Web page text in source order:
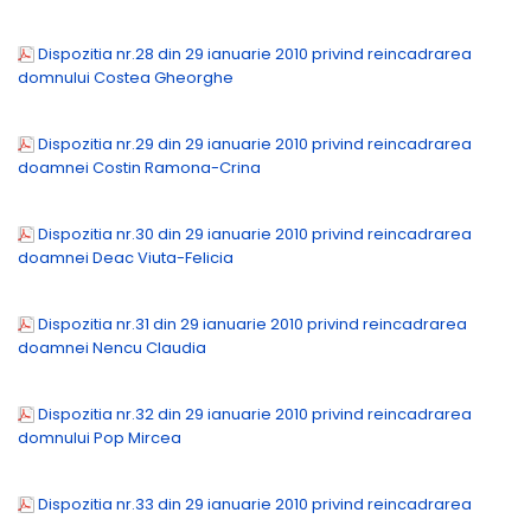
Dispozitia nr.28 din 29 ianuarie 2010 privind reincadrarea
domnului Costea Gheorghe
Dispozitia nr.29 din 29 ianuarie 2010 privind reincadrarea
doamnei Costin Ramona-Crina
Dispozitia nr.30 din 29 ianuarie 2010 privind reincadrarea
doamnei Deac Viuta-Felicia
Dispozitia nr.31 din 29 ianuarie 2010 privind reincadrarea
doamnei Nencu Claudia
Dispozitia nr.32 din 29 ianuarie 2010 privind reincadrarea
domnului Pop Mircea
Dispozitia nr.33 din 29 ianuarie 2010 privind reincadrarea